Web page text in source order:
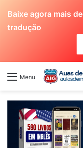
Baixe agora mais de
tradução
Menu